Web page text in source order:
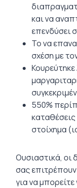
και να
επενδύσει
Το να
σχέση με
550%
στοίχημα
Ουσιαστικά, οι
σας
για να